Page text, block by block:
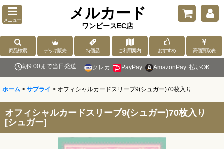
メニュー メルカード
ワンピースEC店
商品検索 デッキ販売 特価品 ご利用案内 おすすめ 高価買取表
朝9:00まで当日発送 クレカ PayPay AmazonPay 払いOK
ホーム > サプライ > オフィシャルカードスリーブ9(シュガー)70枚入り
オフィシャルカードスリーブ9(シュガー)70枚入り
[シュガー]